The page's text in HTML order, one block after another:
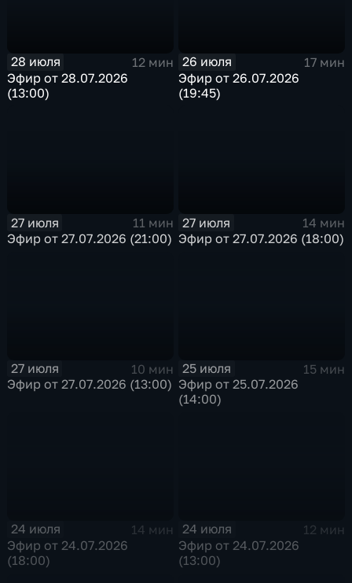
28 июля
12 мин
Эфир от 28.07.2026
(13:00)
26 июля
17 мин
Эфир от 26.07.2026
(19:45)
27 июля
11 мин
Эфир от 27.07.2026 (21:00)
27 июля
14 мин
Эфир от 27.07.2026 (18:00)
27 июля
10 мин
Эфир от 27.07.2026 (13:00)
25 июля
15 мин
Эфир от 25.07.2026
(14:00)
24 июля
14 мин
Эфир от 24.07.2026
(18:00)
24 июля
12 мин
Эфир от 24.07.2026
(13:00)